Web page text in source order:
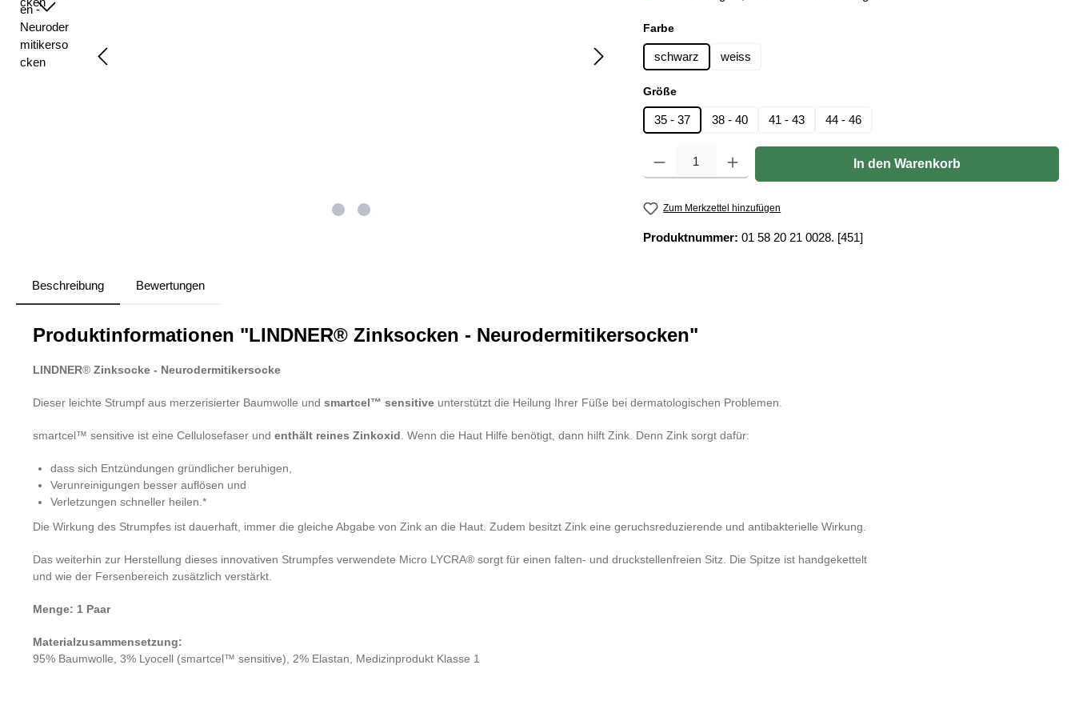
Farbeauswählen
schwarz weiss
Größeauswählen
35 - 37 38 - 40 41 - 43 44 - 46
Produkt Anzahl: Gib den gewünschten Wert ein oder benutze die Schaltflächen um die Anzahl zu
In den Warenkorb
Zum Merkzettel hinzufügen
Produktnummer: 01 58 20 21 0028. [451]
Beschreibung Bewertungen
Produktinformationen "LINDNER® Zinksocken - Neurodermitikersocken"
LINDNER® Zinksocke - Neurodermitikersocke
Dieser leichte Strumpf aus merzerisierter Baumwolle und smartcel™ sensitive unterstützt die Heilung Ihrer Füße bei dermatologischen Problemen.
smartcel™ sensitive ist eine Cellulosefaser und enthält reines Zinkoxid. Wenn die Haut Hilfe benötigt, dann hilft Zink. Denn Zink sorgt dafür:
dass sich Entzündungen gründlicher beruhigen,
Verunreinigungen besser auflösen und
Verletzungen schneller heilen.*
Die Wirkung des Strumpfes ist dauerhaft, immer die gleiche Abgabe von Zink an die Haut. Zudem besitzt Zink eine geruchsreduzierende und antibakterielle Wirkung.
Das weiterhin zur Herstellung dieses innovativen Strumpfes verwendete Micro LYCRA® sorgt für einen falten- und druckstellenfreien Sitz. Die Spitze ist handgekettelt
und wie der Fersenbereich zusätzlich verstärkt.
Menge: 1 Paar
Materialzusammensetzung:
95% Baumwolle, 3% Lyocell (smartcel™ sensitive), 2% Elastan, Medizinprodukt Klasse 1